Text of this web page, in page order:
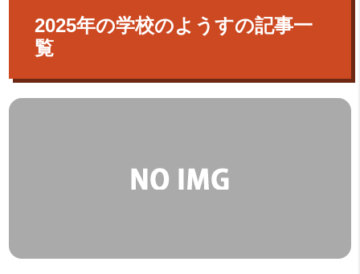
2025年の学校のようすの記事一
覧